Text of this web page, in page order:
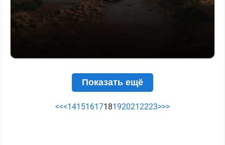
Показать ещё
<<<14151617181920212223>>>